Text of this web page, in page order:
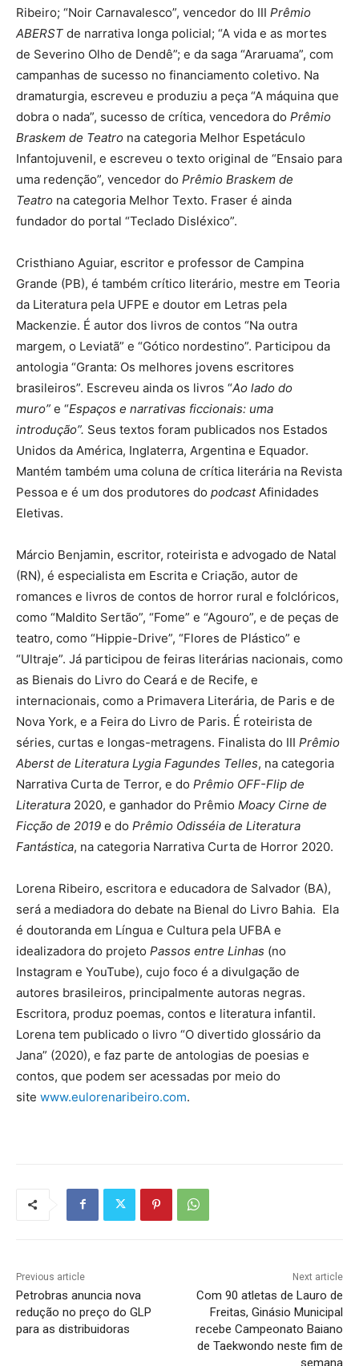
Ribeiro; “Noir Carnavalesco”, vencedor do III Prêmio
ABERST de narrativa longa policial; “A vida e as mortes
de Severino Olho de Dendê”; e da saga “Araruama”, com
campanhas de sucesso no financiamento coletivo. Na
dramaturgia, escreveu e produziu a peça “A máquina que
dobra o nada”, sucesso de crítica, vencedora do Prêmio
Braskem de Teatro na categoria Melhor Espetáculo
Infantojuvenil, e escreveu o texto original de “Ensaio para
uma redenção”, vencedor do Prêmio Braskem de
Teatro na categoria Melhor Texto. Fraser é ainda
fundador do portal “Teclado Disléxico”.
Cristhiano Aguiar, escritor e professor de Campina
Grande (PB), é também crítico literário, mestre em Teoria
da Literatura pela UFPE e doutor em Letras pela
Mackenzie. É autor dos livros de contos “Na outra
margem, o Leviatã” e “Gótico nordestino”. Participou da
antologia “Granta: Os melhores jovens escritores
brasileiros”. Escreveu ainda os livros “Ao lado do
muro” e “Espaços e narrativas ficcionais: uma
introdução”. Seus textos foram publicados nos Estados
Unidos da América, Inglaterra, Argentina e Equador.
Mantém também uma coluna de crítica literária na Revista
Pessoa e é um dos produtores do podcastAfinidades
Eletivas.
Márcio Benjamin, escritor, roteirista e advogado de Natal
(RN), é especialista em Escrita e Criação, autor de
romances e livros de contos de horror rural e folclóricos,
como “Maldito Sertão”, “Fome” e “Agouro”, e de peças de
teatro, como “Hippie-Drive”, “Flores de Plástico” e
“Ultraje”. Já participou de feiras literárias nacionais, como
as Bienais do Livro do Ceará e de Recife, e
internacionais, como a Primavera Literária, de Paris e de
Nova York, e a Feira do Livro de Paris. É roteirista de
séries, curtas e longas-metragens. Finalista do III Prêmio
Aberst de Literatura Lygia Fagundes Telles, na categoria
Narrativa Curta de Terror, e do Prêmio OFF-Flip de
Literatura 2020, e ganhador do Prêmio Moacy Cirne de
Ficção de 2019 e do Prêmio Odisséia de Literatura
Fantástica, na categoria Narrativa Curta de Horror 2020.
Lorena Ribeiro, escritora e educadora de Salvador (BA),
será a mediadora do debate na Bienal do Livro Bahia. Ela
é doutoranda em Língua e Cultura pela UFBA e
idealizadora do projeto Passos entre Linhas (no
Instagram e YouTube), cujo foco é a divulgação de
autores brasileiros, principalmente autoras negras.
Escritora, produz poemas, contos e literatura infantil.
Lorena tem publicado o livro “O divertido glossário da
Jana” (2020), e faz parte de antologias de poesias e
contos, que podem ser acessadas por meio do
site www.eulorenaribeiro.com.
Previous article
Petrobras anuncia nova
redução no preço do GLP
para as distribuidoras
Next article
Com 90 atletas de Lauro de
Freitas, Ginásio Municipal
recebe Campeonato Baiano
de Taekwondo neste fim de
semana